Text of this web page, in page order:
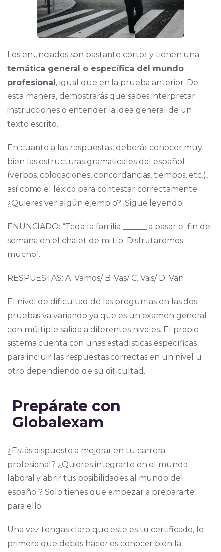
Los enunciados son bastante cortos y tienen una
temática general o específica del mundo
profesional, igual que en la prueba anterior. De
esta manera, demostrarás que sabes interpretar
instrucciones o entender la idea general de un
texto escrito.
En cuanto a las respuestas, deberás conocer muy
bien las estructuras gramaticales del español
(verbos, colocaciones, concordancias, tiempos, etc.),
así como el léxico para contestar correctamente.
¿Quieres ver algún ejemplo? ¡Sigue leyendo!
ENUNCIADO: “Toda la familia ______ a pasar el fin de
semana en el chalet de mi tío. Disfrutaremos
mucho”.
RESPUESTAS: A. Vamos/ B. Vas/ C. Vais/ D. Van
El nivel de dificultad de las preguntas en las dos
pruebas va variando ya que es un examen general
con múltiple salida a diferentes niveles. El propio
sistema cuenta con unas estadísticas específicas
para incluir las respuestas correctas en un nivel u
otro dependiendo de su dificultad.
Prepárate con
Globalexam
¿Estás dispuesto a mejorar en tu carrera
profesional? ¿Quieres integrarte en el mundo
laboral y abrir tus posibilidades al mundo del
español? Solo tienes que empezar a prepararte
para ello.
Una vez tengas claro que este es tu certificado, lo
primero que debes hacer es conocer bien la